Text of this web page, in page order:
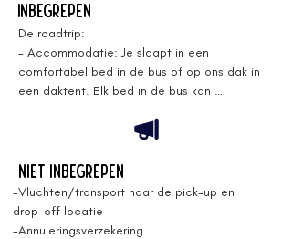
Inbegrepen
De roadtrip:
- Accommodatie: Je slaapt in een
comfortabel bed in de bus of op ons dak in
een daktent. Elk bed in de bus kan
voldoende privacy hebt. Onze daktent is
boeken aan een lager tarief voor één
persoon!
- Transport: alle transport ter plaatse van dag
1 tot dag 8
Niet inbegrepen
-Vluchten/transport naar de pick-up en
drop-off locatie
-Annuleringsverzekering